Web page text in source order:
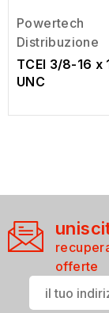
Powertech
Distribuzione
TCEI 3/8-16 x
UNC
offerte